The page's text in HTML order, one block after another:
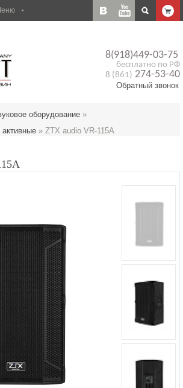
8(918)449-03-75
бесплатно по РФ
8 (861) 274-53-40
Обратный звонок
оборудование »
» ZTX audio VR-115A